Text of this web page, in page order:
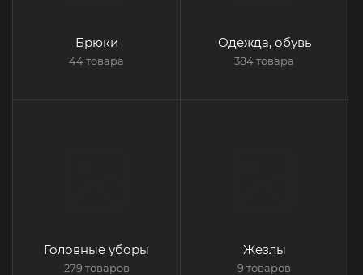
Брюки
44 товара
Одежда, обувь
384 товара
Головные уборы
279 товаров
Жезлы
9 товаров